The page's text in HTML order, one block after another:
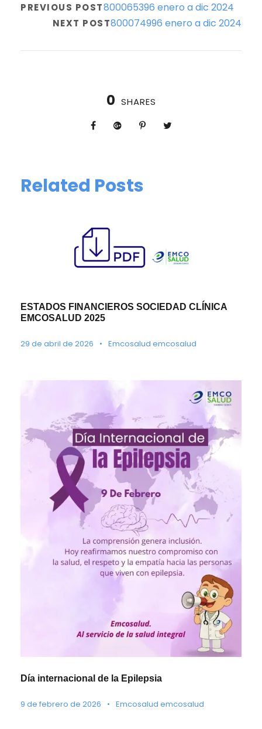
PREVIOUS POST800065396 enero a dic 2024
NEXT POST800074996 enero a dic 2024
0 SHARES
Related Posts
ESTADOS FINANCIEROS SOCIEDAD CLÍNICA
EMCOSALUD 2025
29 de abril de 2026 • Emcosalud emcosalud
Día internacional de la Epilepsia
9 de febrero de 2026 • Emcosalud emcosalud